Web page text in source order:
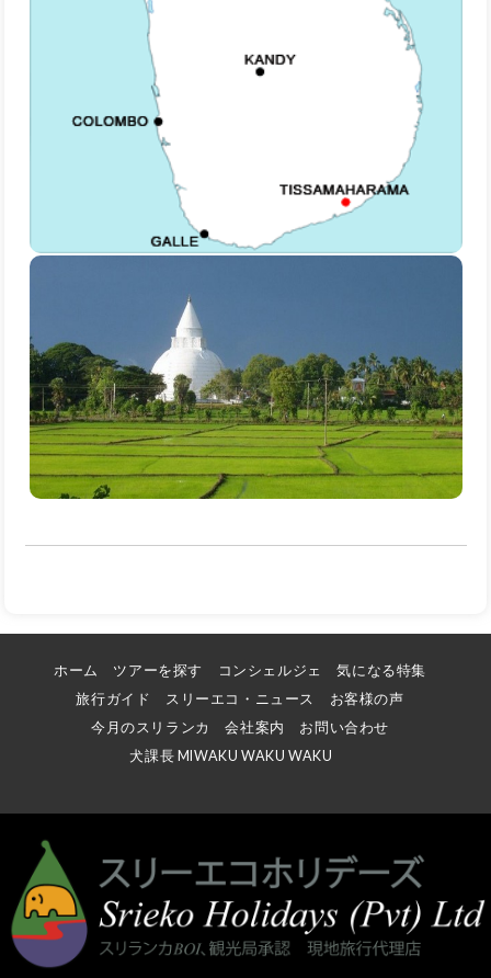
ホーム ツアーを探す コンシェルジェ
気になる特集
旅行ガイド
スリーエコ・ニュース
お客様の声
今月のスリランカ
会社案内
お問い合わせ
犬課長 MIWAKU WAKU WAKU